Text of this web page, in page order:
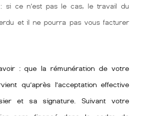
si ce n’est pas le cas, le travail du
et il ne pourra pas vous facturer
: que la rémunération de votre
qu’après l’acceptation effective
et sa signature. Suivant votre